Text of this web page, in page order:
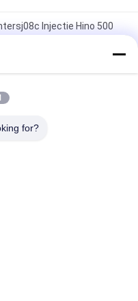
Injectie Hino 500
van
Nokkenas 500
for?